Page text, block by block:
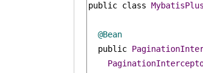
public class
@Bean
  public